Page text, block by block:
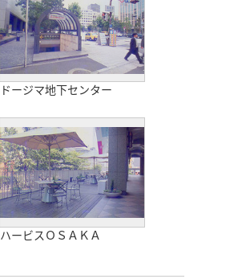
ドージマ地下センター
ハービスＯＳＡＫＡ